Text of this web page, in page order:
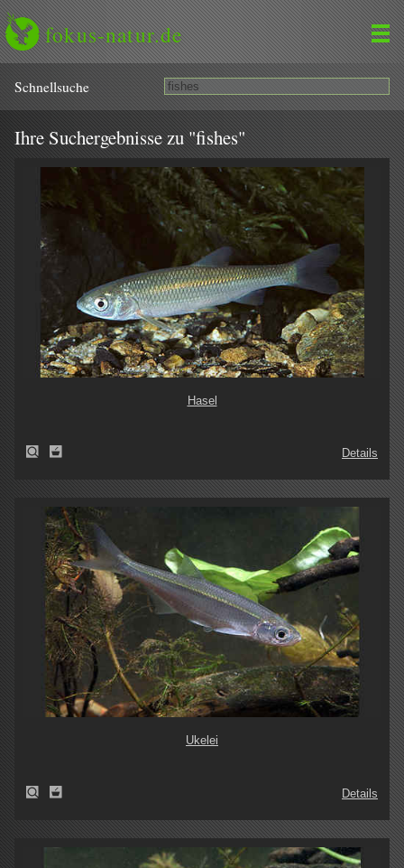
fokus-natur.de
Schnell­suche
Ihre Suchergebnisse zu "fishes"
Hasel
Details
Ukelei
Details